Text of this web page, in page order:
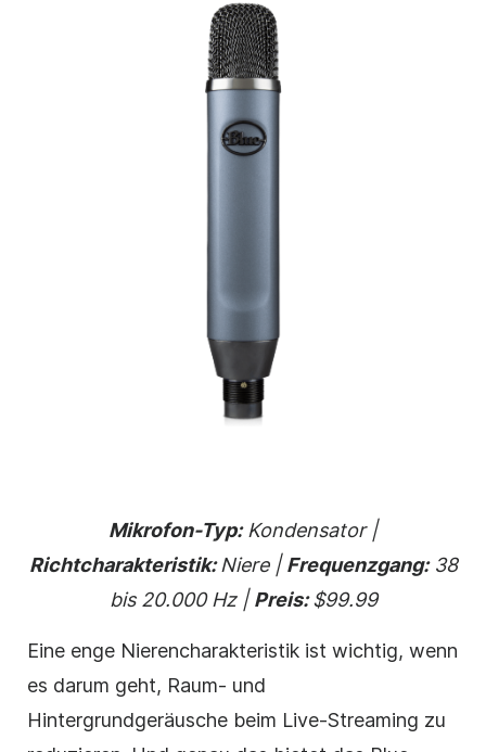
Mikrofon-Typ:Kondensator |
Richtcharakteristik:Niere | Frequenzgang:38
bis 20.000 Hz | Preis:$99.99
Eine enge Nierencharakteristik ist wichtig, wenn
es darum geht, Raum- und
Hintergrundgeräusche beim Live-Streaming zu